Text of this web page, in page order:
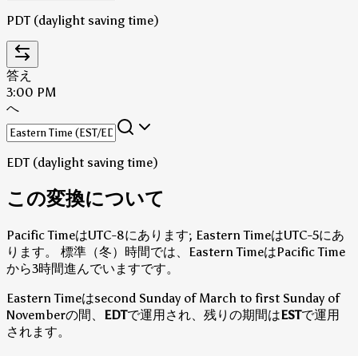
PDT (daylight saving time)
答え
3:00 PM
へ
EDT (daylight saving time)
この変換について
Pacific TimeはUTC-8にあります; Eastern TimeはUTC-5にあ
ります。
標準（冬）時間では、Eastern TimeはPacific Time
から3時間進んでいますです。
Eastern Timeはsecond Sunday of March to first Sunday of
Novemberの間、 EDTで運用され、残りの期間はESTで運用
されます。